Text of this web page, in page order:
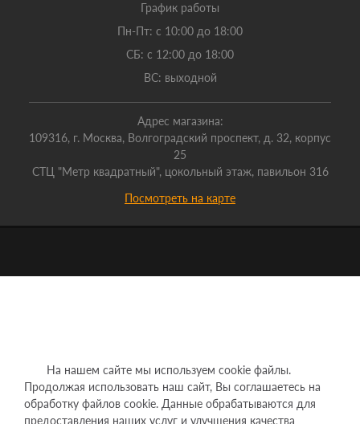
График работы
Пн-Пт: с 10:00 до 18:00
СБ: с 12:00 до 18:00
ВС: выходной
Адрес магазина:
109316, г. Москва, Волгоградский проспект, д. 32, корпус
25
СТЦ "Метр квадратный", цокольный этаж, павильон 316
Посмотреть на карте
На нашем сайте мы используем cookie файлы.
Продолжая использовать наш сайт, Вы соглашаетесь на
обработку файлов cookie. Данные обрабатываются для
предоставления наших услуг и улучшения качества